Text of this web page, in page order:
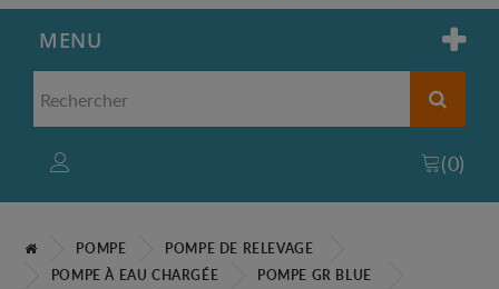
MENU
(0)
POMPE
POMPE DE RELEVAGE
POMPE À EAU CHARGÉE
POMPE GR BLUE